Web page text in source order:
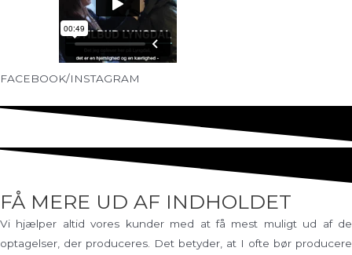
FACEBOOK/INSTAGRAM
FÅ MERE UD AF INDHOLDET
Vi hjælper altid vores kunder med at få mest muligt ud af de
optagelser, der produceres. Det betyder, at I ofte bør producere